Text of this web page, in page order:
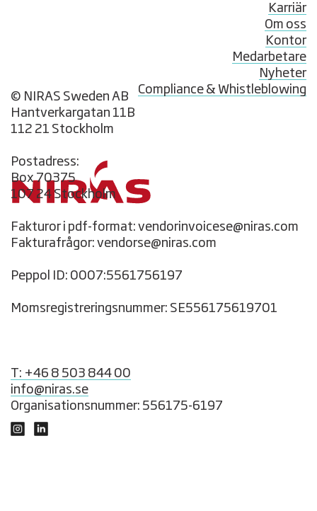
© NIRAS Sweden AB
Hantverkargatan 11B
112 21 Stockholm
Postadress:
Box 70375
107 24 Stockholm
Fakturor i pdf-format: vendorinvoicese@niras.com
Fakturafrågor: vendorse@niras.com
Peppol ID: 0007:5561756197
Momsregistreringsnummer: SE556175619701
T: +46 8 503 844 00
info@niras.se
Organisationsnummer: 556175-6197
Karriär
Om oss
Kontor
Medarbetare
Nyheter
Compliance & Whistleblowing